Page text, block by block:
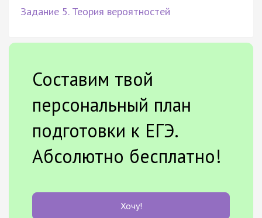
Задание 5. Теория вероятностей
Составим твой
персональный план
подготовки к ЕГЭ.
Абсолютно бесплатно!
Хочу!